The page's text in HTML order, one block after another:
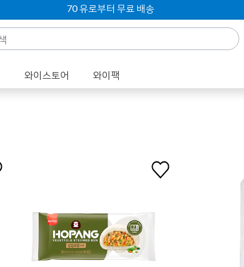
70 유로부터 무료 배송
와이스토어 와이팩